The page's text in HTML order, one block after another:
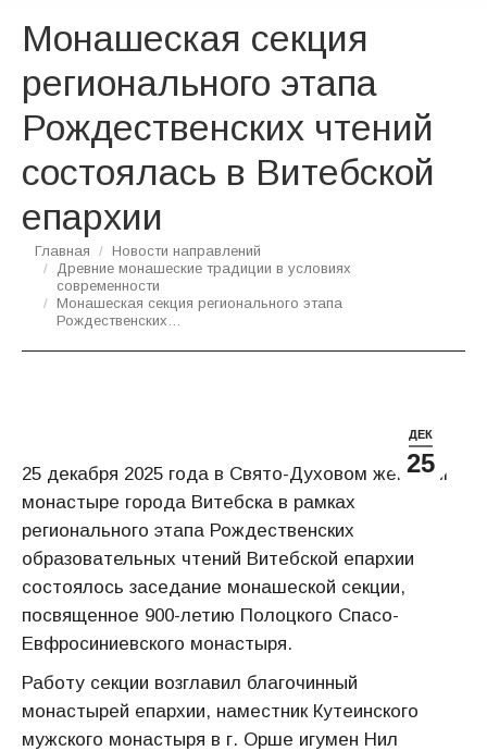
Монашеская секция
регионального этапа
Рождественских чтений
состоялась в Витебской
епархии
Вы здесь:
Главная
Новости направлений
Древние монашеские традиции в условиях
современности
Монашеская секция регионального этапа
Рождественских…
ДЕК
25
25 декабря 2025 года в Свято-Духовом женском
монастыре города Витебска в рамках
регионального этапа Рождественских
образовательных чтений Витебской епархии
состоялось заседание монашеской секции,
посвященное 900-летию Полоцкого Спасо-
Евфросиниевского монастыря.
Работу секции возглавил благочинный
монастырей епархии, наместник Кутеинского
мужского монастыря в г. Орше игумен Нил